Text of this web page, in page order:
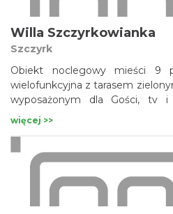
Willa Szczyrkowianka
Szczyrk
Obiekt noclegowy mieści 9
wielofunkcyjna z tarasem
wyposażonym dla Gości, tv
zlokalizowana jest w Centrum -
więcej >>